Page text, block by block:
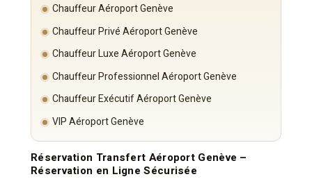
Chauffeur Aéroport Genève
Chauffeur Privé Aéroport Genève
Chauffeur Luxe Aéroport Genève
Chauffeur Professionnel Aéroport Genève
Chauffeur Exécutif Aéroport Genève
VIP Aéroport Genève
Réservation Transfert Aéroport Genève –
Réservation en Ligne Sécurisée